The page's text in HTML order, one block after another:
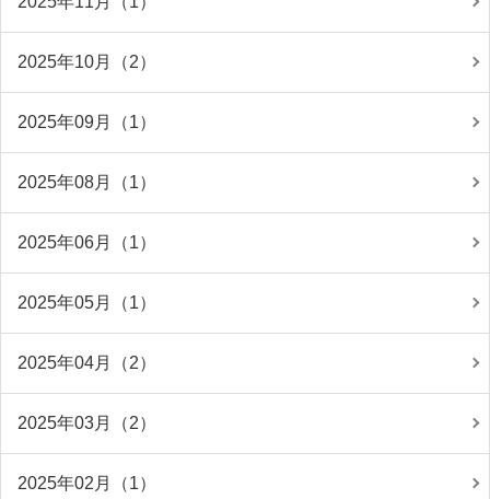
2025年10月（2）
2025年09月（1）
2025年08月（1）
2025年06月（1）
2025年05月（1）
2025年04月（2）
2025年03月（2）
2025年02月（1）